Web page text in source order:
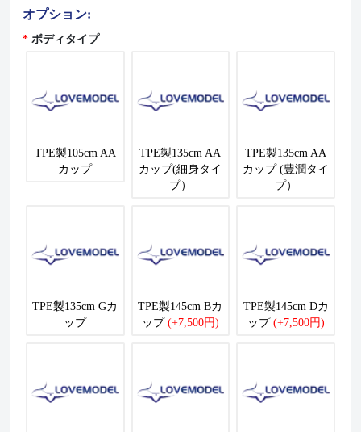
オプション:
ボディタイプ
TPE製105cm AA
カップ
TPE製135cm AA
カップ(細身タイ
プ）
TPE製135cm AA
カップ (豊潤タイ
プ）
TPE製135cm Gカ
ップ
TPE製145cm Bカ
ップ(+7,500円)
TPE製145cm Dカ
ップ(+7,500円)